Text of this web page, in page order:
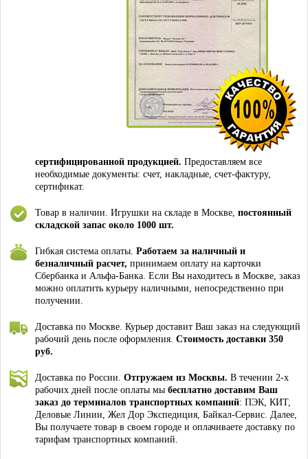
сертифицированной продукцией. Предоставляем все
необходимые документы: счет, накладные, счет-фактуру,
сертификат.
Товар в наличии. Игрушки на складе в Москве, постоянный
складской запас около 1000 шт.
Гибкая система оплаты. Работаем за наличный и
безналичный расчет, принимаем оплату на карточки
Сбербанка и Альфа-Банка. Если Вы находитесь в Москве, заказ
можно оплатить курьеру наличными, непосредственно при
получении.
Доставка по Москве. Курьер доставит Ваш заказ на следующий
рабочий день после оформления. Стоимость доставки 350
руб.
Доставка по России. Отгружаем из Москвы. В течении 2-х
рабочих дней после оплаты мы бесплатно доставим Ваш
заказ до терминалов транспортных компаний: ПЭК, КИТ,
Деловые Линии, Жел Дор Экспедиция, Байкал-Сервис. Далее,
Вы получаете товар в своем городе и оплачиваете доставку по
тарифам транспортных компаний.